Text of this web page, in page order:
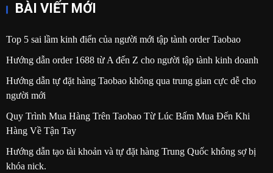
BÀI VIẾT MỚI
Top 5 sai lầm kinh điển của người mới tập tành order Taobao
Hướng dẫn order 1688 từ A đến Z cho người tập tành kinh doanh
Hướng dẫn tự đặt hàng Taobao không qua trung gian cực dễ cho
người mới
Quy Trình Mua Hàng Trên Taobao Từ Lúc Bấm Mua Đến Khi
Hàng Về Tận Tay
Hướng dẫn tạo tài khoản và tự đặt hàng Trung Quốc không sợ bị
khóa nick.